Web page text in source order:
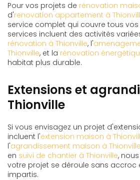
Pour vos projets de rénovation
d'renovation appartement à
service complet qui couvre tous vos
services incluent des activités
rénovation à Thionville, l'
Thionville, et la rénovation
habitat plus durable.
Extensions et
Thionville
Si vous envisagez un projet
incluent l'extension maison à
l'agrandissement maison à Thionville
en suivi de chantier à Thionville,
votre projet se déroule sans accroc
impartis.